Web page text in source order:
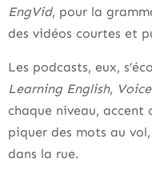
EngVid, pour la
des vidéos courtes et
Les podcasts, eux,
Learning English,
chaque niveau, accent
piquer des mots au
dans la rue.